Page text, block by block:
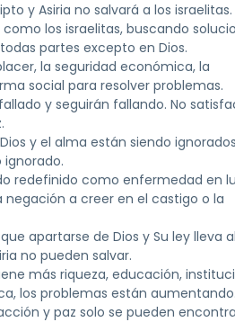
y Asiria no salvará a los israelitas.
los israelitas, buscando
partes excepto en Dios.
la seguridad económica, la
social para resolver problemas.
y seguirán fallando. No
y el alma están siendo
redefinido como enfermedad en
negación a creer en el castigo o la
apartarse de Dios y Su ley lleva al
no pueden salvar.
más riqueza, educación,
los problemas están
y paz solo se pueden